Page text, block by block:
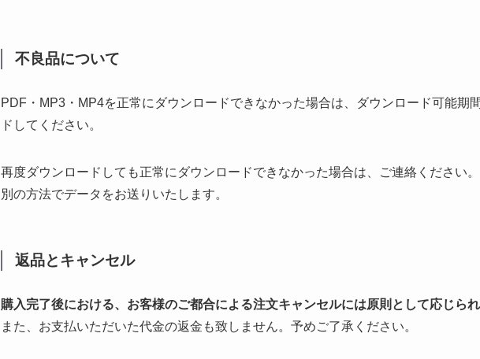
不良品について
PDF・MP3・MP4を正常にダウンロードできなかった場合は、ダウンロード可能期
ドしてください。
再度ダウンロードしても正常にダウンロードできなかった場合は、ご連絡ください。
別の方法でデータをお送りいたします。
返品とキャンセル
購入完了後における、お客様のご都合による注文キャンセルには原則として応じられ
また、お支払いただいた代金の返金も致しません。予めご了承ください。